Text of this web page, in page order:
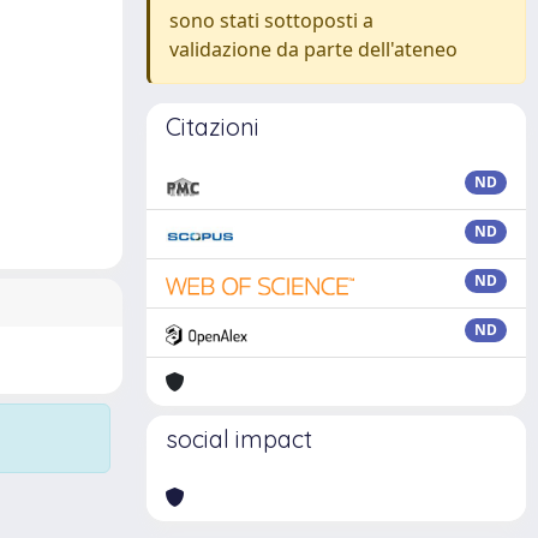
sono stati sottoposti a
validazione da parte dell'ateneo
Citazioni
ND
ND
ND
ND
social impact